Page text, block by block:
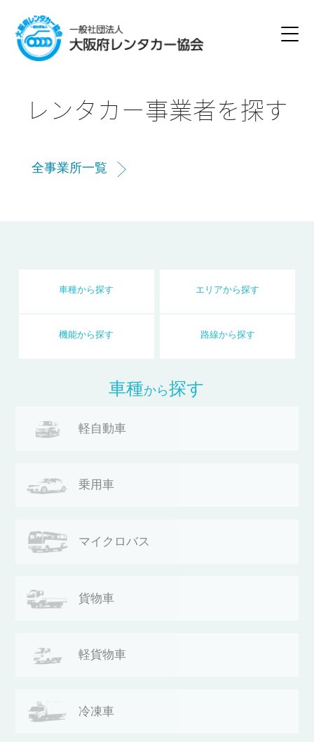
レンタカー事業者を探す
全事業所一覧
車種から探す エリアから探す
機能から探す 路線から探す
車種から探す
軽自動車
乗用車
マイクロバス
貨物車
軽貨物車
冷凍車